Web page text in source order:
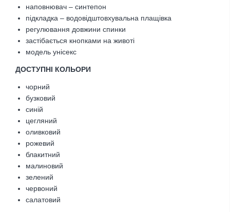
наповнювач – синтепон
підкладка – водовідштовхувальна плащівка
регулювання довжини спинки
застібається кнопками на животі
модель унісекс
ДОСТУПНІ КОЛЬОРИ
чорний
бузковий
синій
цегляний
оливковий
рожевий
блакитний
малиновий
зелений
червоний
салатовий